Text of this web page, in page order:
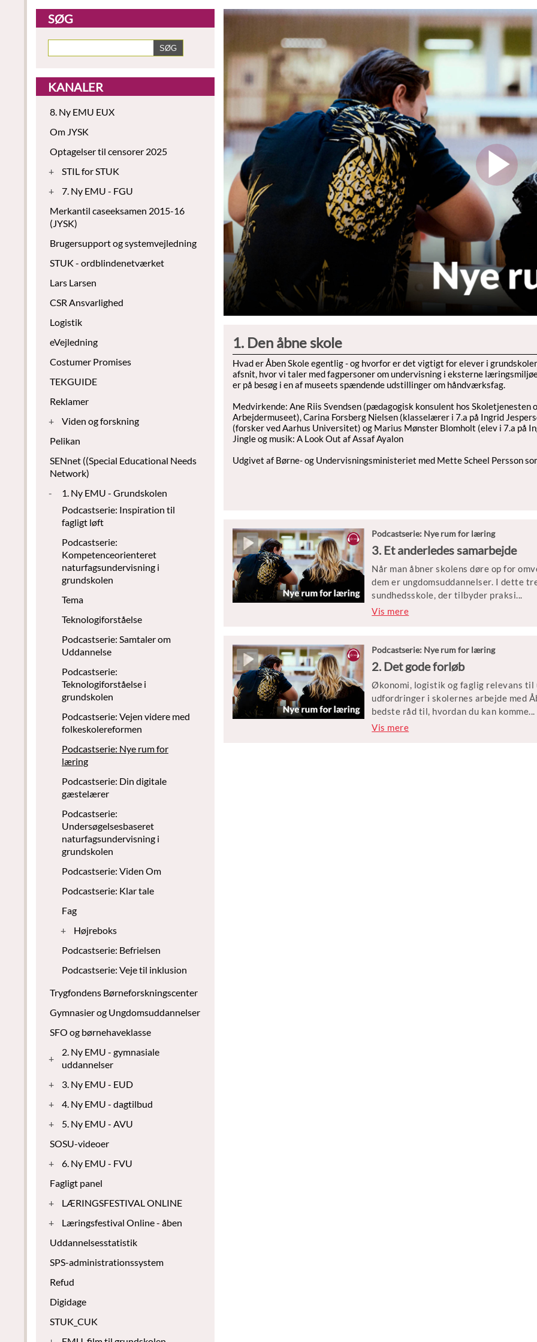
SØG
KANALER
8. Ny EMU EUX
Om JYSK
Optagelser til censorer 2025
+
STIL for STUK
+
7. Ny EMU - FGU
Merkantil caseeksamen 2015-16
(JYSK)
Brugersupport og systemvejledning
STUK - ordblindenetværket
Lars Larsen
CSR Ansvarlighed
Logistik
eVejledning
Costumer Promises
TEKGUIDE
Reklamer
+
Viden og forskning
Pelikan
SENnet ((Special Educational Needs
Network)
-
1. Ny EMU - Grundskolen
Podcastserie: Inspiration til
fagligt løft
Podcastserie:
Kompetenceorienteret
naturfagsundervisning i
grundskolen
Tema
Teknologiforståelse
Podcastserie: Samtaler om
Uddannelse
Podcastserie:
Teknologiforståelse i
grundskolen
Podcastserie: Vejen videre med
folkeskolereformen
Podcastserie: Nye rum for
læring
Podcastserie: Din digitale
gæstelærer
Podcastserie:
Undersøgelsesbaseret
naturfagsundervisning i
grundskolen
Podcastserie: Viden Om
Podcastserie: Klar tale
Fag
+
Højreboks
Podcastserie: Befrielsen
Podcastserie: Veje til inklusion
Trygfondens Børneforskningscenter
Gymnasier og Ungdomsuddannelser
SFO og børnehaveklasse
+
2. Ny EMU - gymnasiale
uddannelser
+
3. Ny EMU - EUD
+
4. Ny EMU - dagtilbud
+
5. Ny EMU - AVU
SOSU-videoer
+
6. Ny EMU - FVU
Fagligt panel
+
LÆRINGSFESTIVAL ONLINE
+
Læringsfestival Online - åben
Uddannelsesstatistik
SPS-administrationssystem
Refud
Digidage
STUK_CUK
1. Den åbne skole
Hvad er Åben Skole egentlig - og hvorfor er det vigtigt for elever i
afsnit, hvor vi taler med fagpersoner om undervisning i eksterne
er på besøg i en af museets spændende udstillinger om håndværksfag.
Medvirkende: Ane Riis Svendsen (pædagogisk konsulent hos Skoletjenesten
Arbejdermuseet), Carina Forsberg Nielsen (klasselærer i 7.a på Ingrid
(forsker ved Aarhus Universitet) og Marius Mønster Blomholt (elev i 7.a på
Jingle og musik: A Look Out af Assaf Ayalon
Udgivet af Børne- og Undervisningsministeriet med Mette Scheel Persson
Podcastserie: Nye rum for læring
3. Et anderledes samarbejde
Når man åbner skolens døre op for
dem er ungdomsuddannelser. I dette
sundhedsskole, der tilbyder praksi...
snær undervisning om alt fra sundhed
Medvirkende: Dorthe Egevang
SOSU H i Brøndby), Karina Meinecke
Emmerik Damgaard Knudsen (forsker
(brobygningskoordinator på SOSU H).
Jingle og musik: A Look Out af Assaf
Vis mere
Podcastserie: Nye rum for læring
2. Det gode forløb
Økonomi, logistik og faglig relevans til
udfordringer i skolernes arbejde med
bedste råd til, hvordan du kan komme...
udfordringerne med Åben Skole forløb
Vis mere